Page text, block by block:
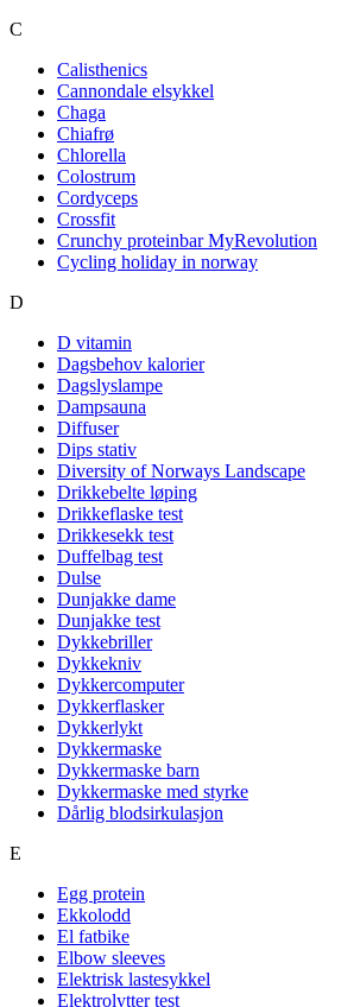
C
Calisthenics
Cannondale elsykkel
Chaga
Chiafrø
Chlorella
Colostrum
Cordyceps
Crossfit
Crunchy proteinbar MyRevolution
Cycling holiday in norway
D
D vitamin
Dagsbehov kalorier
Dagslyslampe
Dampsauna
Diffuser
Dips stativ
Diversity of Norways Landscape
Drikkebelte løping
Drikkeflaske test
Drikkesekk test
Duffelbag test
Dulse
Dunjakke dame
Dunjakke test
Dykkebriller
Dykkekniv
Dykkercomputer
Dykkerflasker
Dykkerlykt
Dykkermaske
Dykkermaske barn
Dykkermaske med styrke
Dårlig blodsirkulasjon
E
Egg protein
Ekkolodd
El fatbike
Elbow sleeves
Elektrisk lastesykkel
Elektrolytter test